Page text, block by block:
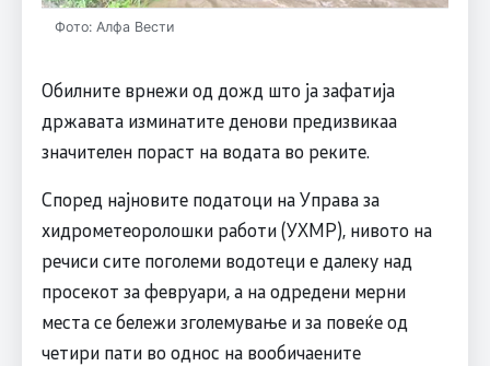
Фото: Алфа Вести
Обилните врнежи од дожд што ја зафатија
државата изминатите денови предизвикаа
значителен пораст на водата во реките.
Според најновите податоци на Управа за
хидрометеоролошки работи (УХМР), нивото на
речиси сите поголеми водотеци е далеку над
просекот за февруари, а на одредени мерни
места се бележи зголемување и за повеќе од
четири пати во однос на вообичаените